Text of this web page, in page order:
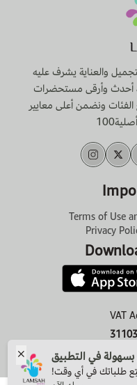
والعناية يشرف عليه
وأرقى مستحضرات
ونضمن أعلى معايير
Terms of Use
Privacy
VAT
في التطبيق
طلباتك في أي وقت!